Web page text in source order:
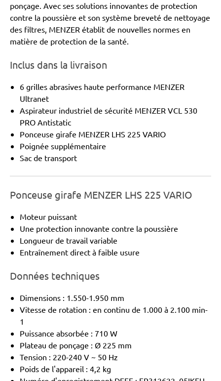
ponçage. Avec ses solutions innovantes de protection
contre la poussière et son système breveté de nettoyage
des filtres, MENZER établit de nouvelles normes en
matière de protection de la santé.
Inclus dans la livraison
6 grilles abrasives haute performance MENZER
Ultranet
Aspirateur industriel de sécurité MENZER VCL 530
PRO Antistatic
Ponceuse girafe MENZER LHS 225 VARIO
Poignée supplémentaire
Sac de transport
Ponceuse girafe MENZER LHS 225 VARIO
Moteur puissant
Une protection innovante contre la poussière
Longueur de travail variable
Entraînement direct à faible usure
Données techniques
Dimensions : 1.550-1.950 mm
Vitesse de rotation : en continu de 1.000 à 2.100 min-
1
Puissance absorbée : 710 W
Plateau de ponçage : Ø 225 mm
Tension : 220-240 V ~ 50 Hz
Poids de l'appareil : 4,2 kg